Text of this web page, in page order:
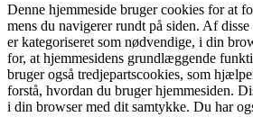
Denne hjemmeside bruger cookies for at
mens du navigerer rundt på siden. Af
er kategoriseret som nødvendige, i din
for, at hjemmesidens grundlæggende
bruger også tredjepartscookies, som
forstå, hvordan du bruger hjemmesiden.
i din browser med dit samtykke. Du har